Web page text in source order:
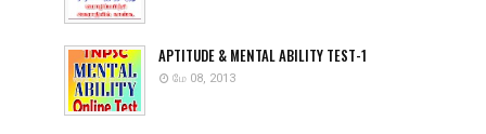
APTITUDE & MENTAL ABILITY TEST-1
மே 08, 2013